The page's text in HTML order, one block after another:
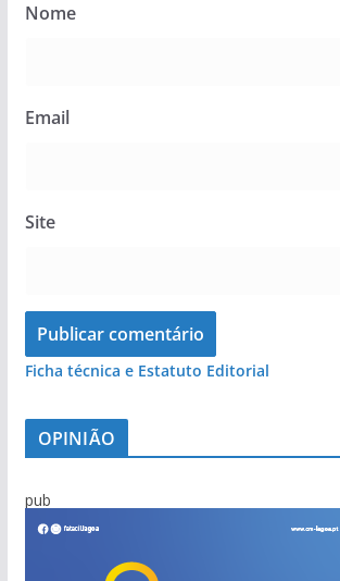
Nome
Email
Site
Ficha técnica e Estatuto Editorial
OPINIÃO
pub